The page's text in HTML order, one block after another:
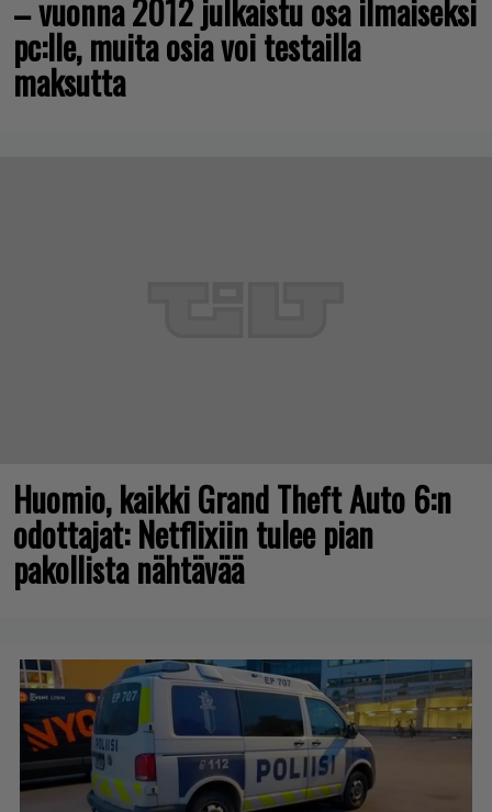
– vuonna 2012 julkaistu osa ilmaiseksi
pc:lle, muita osia voi testailla
maksutta
Huomio, kaikki Grand Theft Auto 6:n
odottajat: Netflixiin tulee pian
pakollista nähtävää